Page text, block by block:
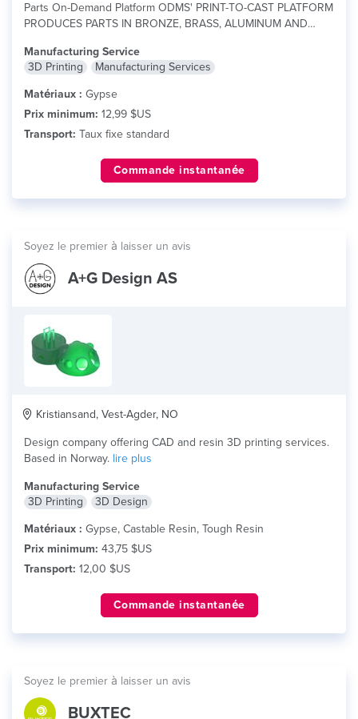
Parts On-Demand Platform ODMS' PRINT-TO-CAST PLATFORM
PRODUCES PARTS IN BRONZE, BRASS, ALUMINUM AND
Manufacturing Service
3D Printing
Manufacturing Services
Matériaux : Gypse
Prix minimum: 12,99 $US
Transport: Taux fixe standard
Commande instantanée
Soyez le premier à laisser un avis
A+G Design AS
Kristiansand, Vest-Agder, NO
Design company offering CAD and resin 3D printing services.
Based in Norway. lire plus
Manufacturing Service
3D Printing
3D Design
Matériaux : Gypse, Castable Resin, Tough Resin
Prix minimum: 43,75 $US
Transport: 12,00 $US
Commande instantanée
Soyez le premier à laisser un avis
BUXTEC